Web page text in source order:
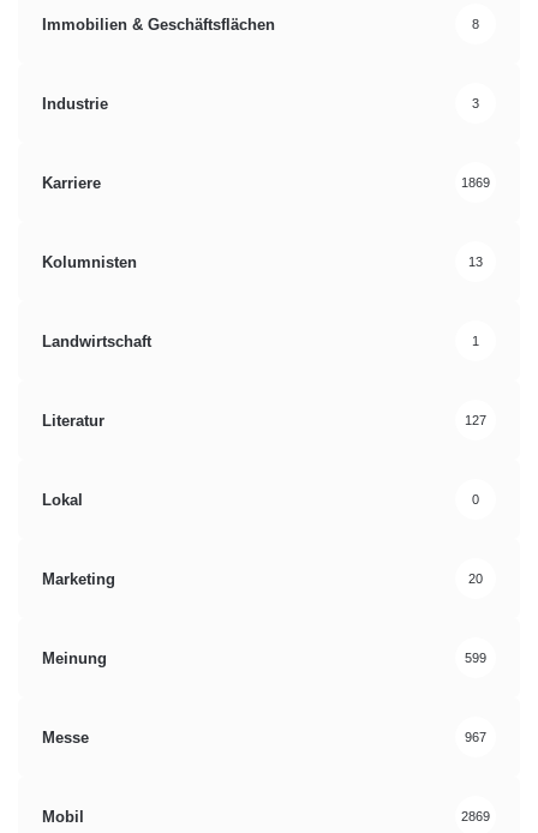
Immobilien & Geschäftsflächen 8
Industrie 3
Karriere 1869
Kolumnisten 13
Landwirtschaft 1
Literatur 127
Lokal 0
Marketing 20
Meinung 599
Messe 967
Mobil 2869